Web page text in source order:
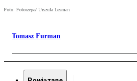
Foto: Fotorzepa/ Urszula Lesman
Tomasz Furman